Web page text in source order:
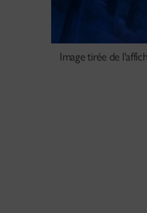
Image tirée de